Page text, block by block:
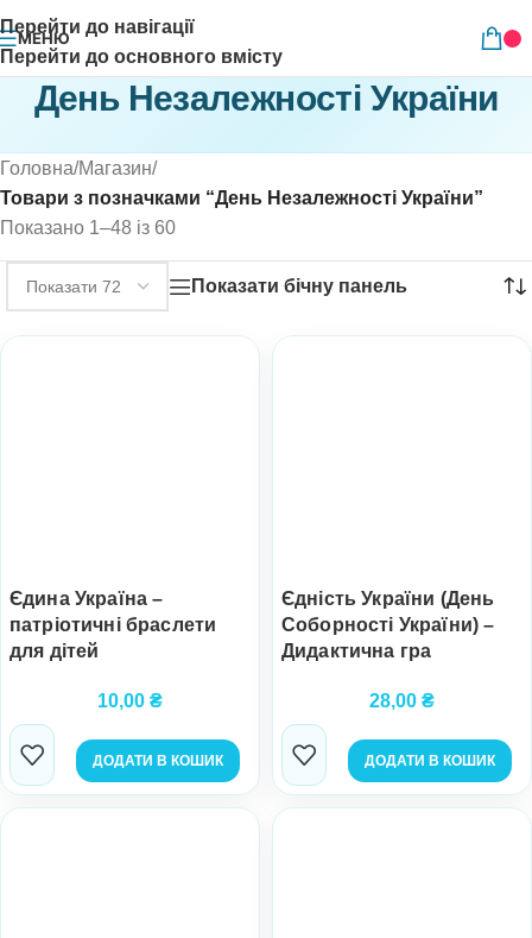
Перейти до навігації
Перейти до основного вмісту
МЕНЮ
День Незалежності України
Головна/Магазин/
Товари з позначками “День Незалежності України”
Показано 1–48 із 60
Показати бічну панель
Єдина Україна –
патріотичні браслети
для дітей
10,00 ₴
ДОДАТИ В КОШИК
Єдність України (День
Соборності України) –
Дидактична гра
28,00 ₴
ДОДАТИ В КОШИК